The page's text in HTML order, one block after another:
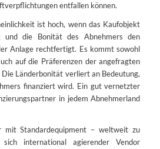
entfallen können.
ist hoch, wenn das Kaufobjekt
und die Bonität des Abnehmers den
Anlage rechtfertigt. Es kommt sowohl
auf die Präferenzen der angefragten
Die Länderbonität verliert an Bedeutung,
finanziert wird. Ein gut vernetzter
in jedem Abnehmerland
mit Standardequipment – weltweit zu
international agierender Vendor